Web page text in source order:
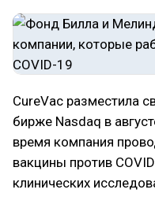
CureVac разместила
бирже Nasdaq в
время компания
вакцины против
клинических